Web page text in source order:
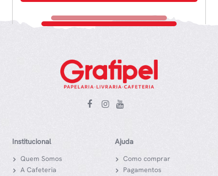
Institucional
Quem Somos
A Cafeteria
Ajuda
Como comprar
Pagamentos